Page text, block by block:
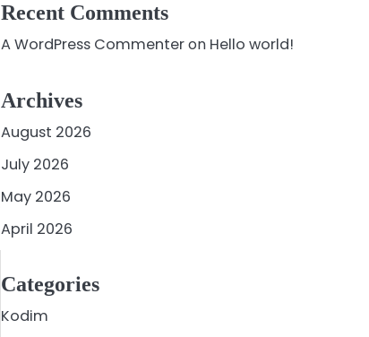
Recent Comments
A WordPress Commenteron Hello world!
Archives
August 2026
July 2026
May 2026
April 2026
Categories
Kodim